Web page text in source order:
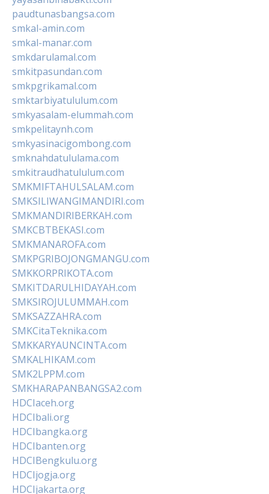
paudtunasbangsa.com
smkal-amin.com
smkal-manar.com
smkdarulamal.com
smkitpasundan.com
smkpgrikamal.com
smktarbiyatululum.com
smkyasalam-elummah.com
smkpelitaynh.com
smkyasinacigombong.com
smknahdatululama.com
smkitraudhatululum.com
SMKMIFTAHULSALAM.com
SMKSILIWANGIMANDIRI.com
SMKMANDIRIBERKAH.com
SMKCBTBEKASI.com
SMKMANAROFA.com
SMKPGRIBOJONGMANGU.com
SMKKORPRIKOTA.com
SMKITDARULHIDAYAH.com
SMKSIROJULUMMAH.com
SMKSAZZAHRA.com
SMKCitaTeknika.com
SMKKARYAUNCINTA.com
SMKALHIKAM.com
SMK2LPPM.com
SMKHARAPANBANGSA2.com
HDCIaceh.org
HDCIbali.org
HDCIbangka.org
HDCIbanten.org
HDCIBengkulu.org
HDCIjogja.org
HDCIjakarta.org